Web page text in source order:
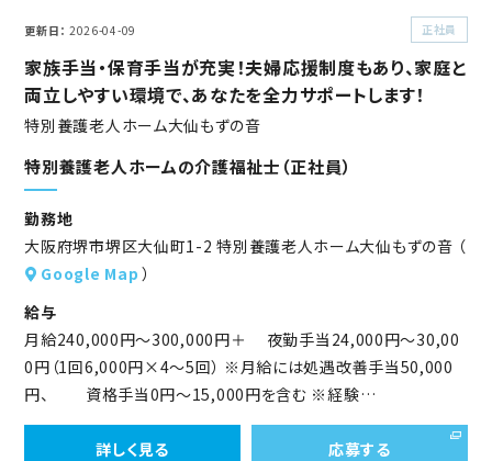
更新日 2026-04-09 正社員
家族手当・保育手当が充実！夫婦応援制度もあり、家庭と
両立しやすい環境で、あなたを全力サポートします！
特別養護老人ホーム大仙もずの音
特別養護老人ホームの介護福祉士（正社員）
勤務地
大阪府堺市堺区大仙町1-2 特別養護老人ホーム大仙もずの音 （
Google Map ）
給与
月給240,000円～300,000円＋ 夜勤手当24,000円～30,00
0円（1回6,000円×4～5回） ※月給には処遇改善手当50,000
円、 資格手当0円～15,000円を含む ※経験…
詳しく見る 応募する